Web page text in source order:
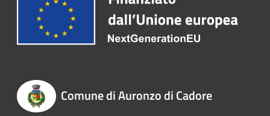
Comune di Auronzo di Cadore